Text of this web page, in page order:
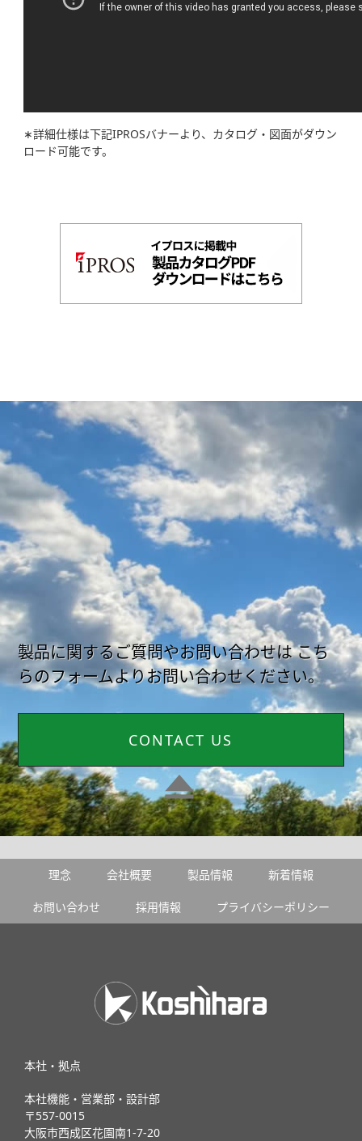
∗詳細仕様は下記IPROSバナーより、カタログ・図面がダウン
ロード可能です。
製品に関するご質問やお問い合わせはこち
らのフォームよりお問い合わせください。
CONTACT US
理念 会社概要 製品情報 新着情報
お問い合わせ 採用情報 プライバシーポリシー
本社・拠点
本社機能・営業部・設計部
〒557-0015
大阪市西成区花園南1-7-20